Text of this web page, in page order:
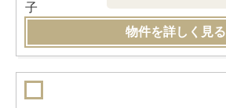
物件を詳しく見る